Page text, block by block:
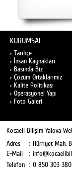
KURUMSAL
Tarihçe
İnsan Kaynakları
Basında Biz
Çözüm Ortaklarımız
Kalite Politikası
Operasyonel Yapı
Foto Galeri
Kocaeli Bilişim Yalova
Adres
: Hürriyet Mah.
E-Mail
:
Telefon : 0 850 303